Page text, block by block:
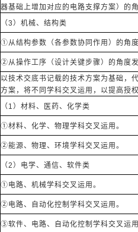
器基础上增加对应的电路支撑方案）的
（3）机械、结构类
①从结构参数（各参数协同作用）的角
②从操作工序（设计关键步骤）的角度
以技术交底书记载的技术方案为基础，
方案，将不同学科交叉运用，以提高授
（1）材料、医药、化学类
①材料、化学、物理学科交叉运用。
②能源、物理、环境学科交叉运用。
（2）电学、通信、软件类
①电路、机械学科交叉运用。
②电路、自动化控制学科交叉运用。
③软件、电路、自动化控制学科交叉运